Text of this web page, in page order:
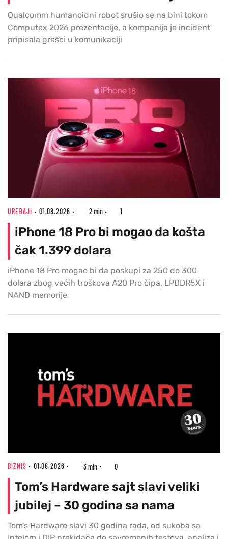
Qualcomm humanoidni robot srušio se na bini tokom
Computex 2026 prezentacije, a kompanija je incident
pripisala grešci u komunikaciji
UREĐAJI 01.08.2026 2 min 1
iPhone 18 Pro bi mogao da košta
čak 1.399 dolara
iPhone 18 Pro mogao bi da poskupi za 250 do 300
dolara zbog većih troškova A20 Pro čipa, LPDDR5X i
NAND memorije
BIZNIS 01.08.2026 3 min 0
Tom’s Hardware sajt slavi veliki
jubilej – 30 godina sa nama
Tom’s Hardware slavi 30 godina rada, od sukoba sa